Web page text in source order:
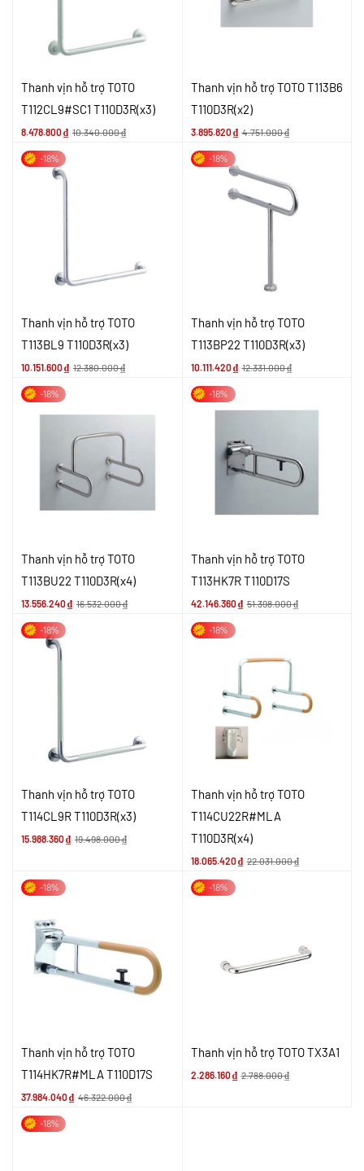
Thanh vịn hỗ trợ TOTO
T112CL9#SC1 T110D3R(x3)
8.478.800₫ 10.340.000₫
Thanh vịn hỗ trợ TOTO T113B6
T110D3R(x2)
3.895.820₫ 4.751.000₫
-18%
Thanh vịn hỗ trợ TOTO
T113BL9 T110D3R(x3)
10.151.600₫ 12.380.000₫
-18%
Thanh vịn hỗ trợ TOTO
T113BP22 T110D3R(x3)
10.111.420₫ 12.331.000₫
-18%
Thanh vịn hỗ trợ TOTO
T113BU22 T110D3R(x4)
13.556.240₫ 16.532.000₫
-18%
Thanh vịn hỗ trợ TOTO
T113HK7R T110D17S
42.146.360₫ 51.398.000₫
-18%
Thanh vịn hỗ trợ TOTO
T114CL9R T110D3R(x3)
15.988.360₫ 19.498.000₫
-18%
Thanh vịn hỗ trợ TOTO
T114CU22R#MLA
T110D3R(x4)
18.065.420₫ 22.031.000₫
-18%
Thanh vịn hỗ trợ TOTO
T114HK7R#MLA T110D17S
37.984.040₫ 46.322.000₫
-18%
Thanh vịn hỗ trợ TOTO TX3A1
2.286.160₫ 2.788.000₫
-18%